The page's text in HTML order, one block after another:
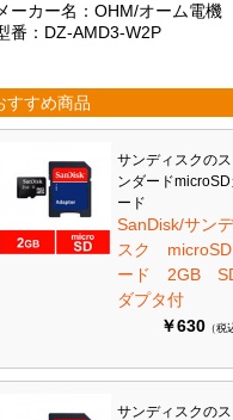
ーカー名：OHM/オーム電機
番：DZ-AMD3-W2P
すすめ商品
サンディスクの
ンダード
ード
SanDisk/サン
スク
ード 2GB
ダプタ付
￥630 （税
サンディスクの